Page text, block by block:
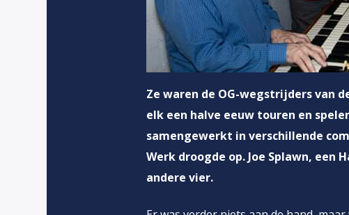
Ze waren de OG-wegstrijders van
elk een halve eeuw touren en
samengewerkt in verschillende
Werk droogde op. Joe Splawn, een
andere vier.